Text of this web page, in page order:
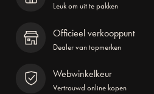
Leuk om uit te pakken
Officieel verkooppunt
Dealer van topmerken
Webwinkelkeur
Vertrouwd online kopen